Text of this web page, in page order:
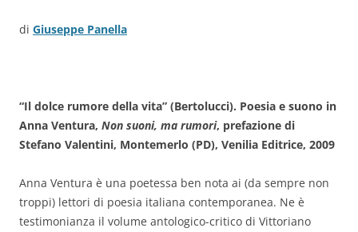
di Giuseppe Panella
“Il dolce rumore della vita” (Bertolucci). Poesia e suono in
Anna Ventura, Non suoni, ma rumori, prefazione di
Stefano Valentini, Montemerlo (PD), Venilia Editrice, 2009
Anna Ventura è una poetessa ben nota ai (da sempre non
troppi) lettori di poesia italiana contemporanea. Ne è
testimonianza il volume antologico-critico di Vittoriano